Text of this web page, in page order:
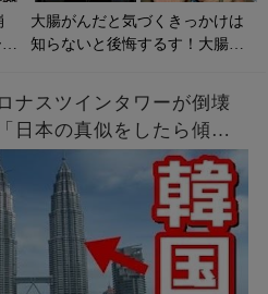
大腸がんだと気づくきっかけは
知らないと後悔するす！大腸が
ナスツインタワーが倒壊
日本の真似をしたら傾い